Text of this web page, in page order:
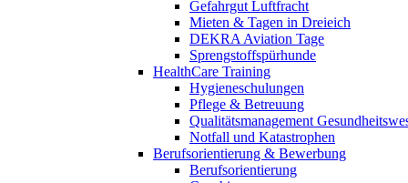
Gefahrgut Luftfracht
Mieten & Tagen in Dreieich
DEKRA Aviation Tage
Sprengstoffspürhunde
HealthCare Training
Hygieneschulungen
Pflege & Betreuung
Qualitätsmanagement
Notfall und Katastrophen
Berufsorientierung & Bewerbung
Berufsorientierung